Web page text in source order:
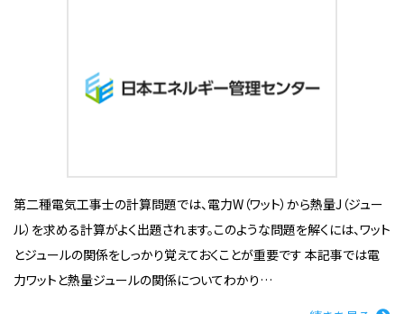
第二種電気工事士の計算問題では、電力W（ワット）から熱量J（ジュー
ル）を求める計算がよく出題されます。このような問題を解くには、ワット
とジュールの関係をしっかり覚えておくことが重要です 本記事では電
力ワットと熱量ジュールの関係についてわかり…